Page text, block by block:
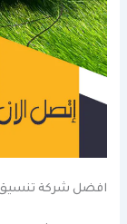
افضل شركة تنسيق